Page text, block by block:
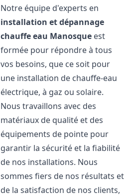
Notre équipe d'experts en
installation et dépannage
chauffe eau Manosque est
formée pour répondre à tous
vos besoins, que ce soit pour
une installation de chauffe-eau
électrique, à gaz ou solaire.
Nous travaillons avec des
matériaux de qualité et des
équipements de pointe pour
garantir la sécurité et la fiabilité
de nos installations. Nous
sommes fiers de nos résultats et
de la satisfaction de nos clients,